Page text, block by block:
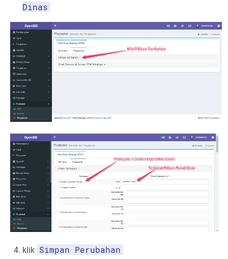
Dinas
klik Simpan Perubahan